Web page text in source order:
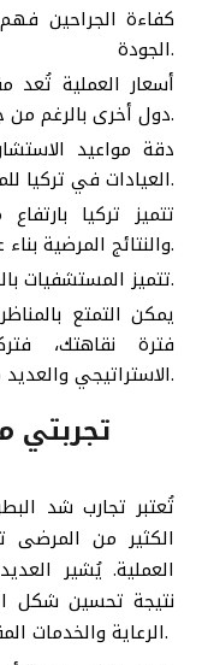
كفاءة الجراحين
الجودة.
أسعار العملية تُعد
دول أخرى بالرغم من جودة وكفاءة جراحي التجميل.
دقة مواعيد
العيادات في تركيا للمرضى.
تتميز تركيا
والنتائج المرضية بناء على أراء المرضى.
تتميز المستشفيات بالرعاية الصحية فائقة الجودة.
يمكن التمتع
فترة نقاهتك،
الاستراتيجي والعديد من المعالم السياحية.
تجربتي
تُعتبر تجارب شد
الكثير من
العملية. يُشير
نتيجة تحسين شكل
الرعاية والخدمات المقدمة.